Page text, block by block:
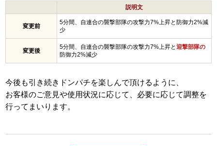
説明文
変更前
5分間、自連合の襲撃部隊の攻撃力7%上昇と防御力2%減
少
変更後
5分間、自連合の襲撃部隊の攻撃力7%上昇と迎撃部隊の
防御力2%減少
今後も引き続きドンパチを楽しんで頂けるように、
お客様のご意見や使用状況に応じて、必要に応じて調整を
行ってまいります。